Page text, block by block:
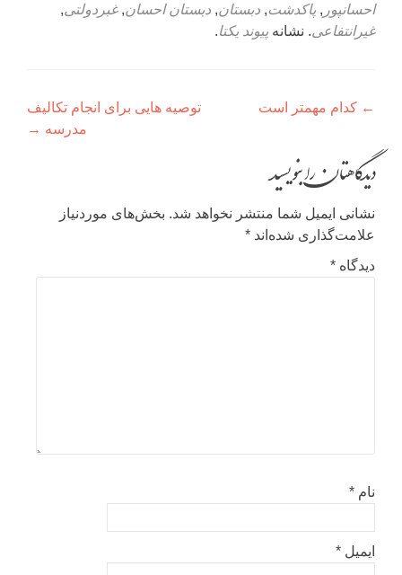
احسانپور , پاکدشت, دبستان, دبستان احسان,غبردولتی,
غیرانتفاعی. نشانه پیوند یکتا.
راهبری
نوشته
← کدام مهمتر است
توصیه هایی برای انجام تکالیف
مدرسه →
دیدگاهتان را بنویسید
نشانی ایمیل شما منتشر نخواهد شد. بخش‌های موردنیاز
علامت‌گذاری شده‌اند *
دیدگاه *
نام *
ایمیل *